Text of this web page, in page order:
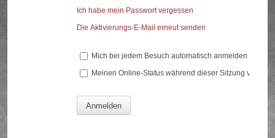
Ich habe mein Passwort vergessen
Die Aktivierungs-E-Mail erneut senden
Mich bei jedem Besuch automatisch anmelden
Meinen Online-Status während dieser Sitzung